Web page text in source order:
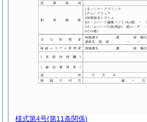
様式第4号(第11条関係)